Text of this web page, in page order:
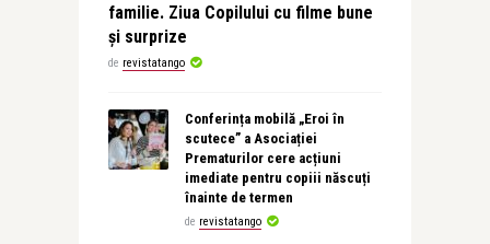
familie. Ziua Copilului cu filme bune
și surprize
de revistatango
Conferința mobilă „Eroi în
scutece” a Asociației
Prematurilor cere acțiuni
imediate pentru copiii născuți
înainte de termen
de revistatango